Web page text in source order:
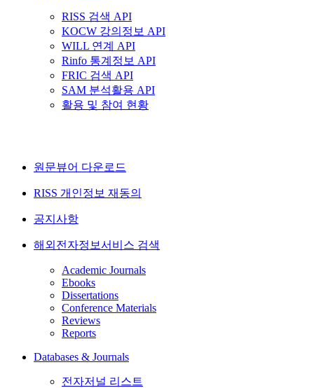
RISS 검색 API
KOCW 강의정보 API
WILL 연계 API
Rinfo 통계정보 API
FRIC 검색 API
SAM 분석활용 API
활용 및 참여 현황
원문뷰어 다운로드
RISS 개인정보 재동의
공지사항
해외전자정보서비스 검색
Academic Journals
Ebooks
Dissertations
Conference Materials
Reviews
Reports
Databases & Journals
전자저널 리스트